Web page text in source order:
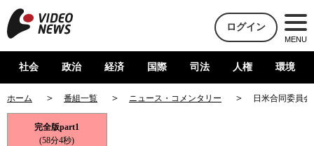
ログイン
MENU
社会 政治 経済 国際 司法 人権 環境
ホーム 番組一覧 ニュース・コメンタリー 日米合同委員
完全版part1
(58分4秒)